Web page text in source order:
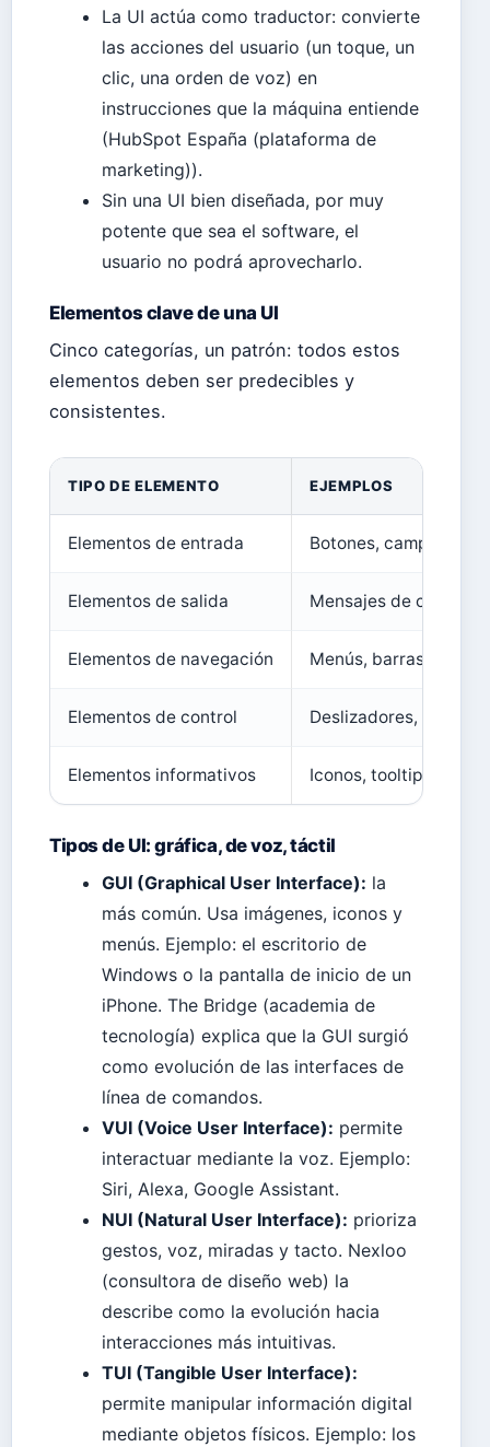
La UI actúa como traductor: convierte
las acciones del usuario (un toque, un
clic, una orden de voz) en
instrucciones que la máquina entiende
(HubSpot España (plataforma de
marketing)).
Sin una UI bien diseñada, por muy
potente que sea el software, el
usuario no podrá aprovecharlo.
Elementos clave de una UI
Cinco categorías, un patrón: todos estos
elementos deben ser predecibles y
consistentes.
TIPO DE ELEMENTO EJEMPLOS
Elementos de entrada Botones, campos de
Elementos de salida Mensajes de
Elementos de navegación Menús, barras de
Elementos de control Deslizadores,
Elementos informativos Iconos, tooltips,
Tipos de UI: gráfica, de voz, táctil
GUI (Graphical User Interface): la
más común. Usa imágenes, iconos y
menús. Ejemplo: el escritorio de
Windows o la pantalla de inicio de un
iPhone. The Bridge (academia de
tecnología) explica que la GUI surgió
como evolución de las interfaces de
línea de comandos.
VUI (Voice User Interface): permite
interactuar mediante la voz. Ejemplo:
Siri, Alexa, Google Assistant.
NUI (Natural User Interface): prioriza
gestos, voz, miradas y tacto. Nexloo
(consultora de diseño web) la
describe como la evolución hacia
interacciones más intuitivas.
TUI (Tangible User Interface):
permite manipular información digital
mediante objetos físicos. Ejemplo: los